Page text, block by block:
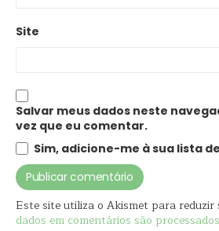
Site
Salvar meus dados neste
vez que eu comentar.
Sim, adicione-me à sua lista
Este site utiliza o Akismet para reduzir
dados em comentários são processados